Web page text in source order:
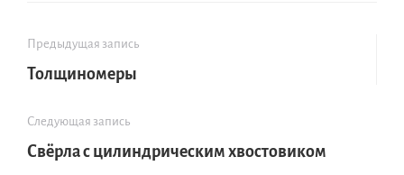
Предыдущая запись
Толщиномеры
Следующая запись
Свёрла с цилиндрическим хвостовиком